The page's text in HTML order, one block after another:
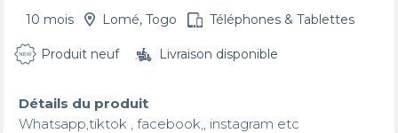
10 mois Lomé, Togo Téléphones & Tablettes
Produit neuf Livraison disponible
Détails du produit
Whatsapp,tiktok , facebook,, instagram etc